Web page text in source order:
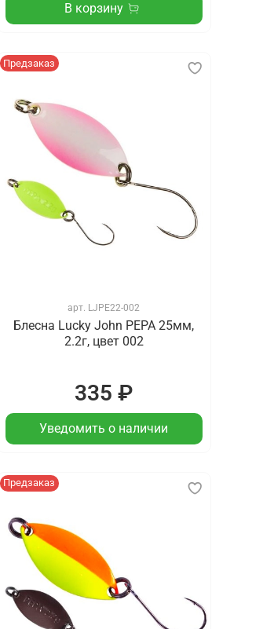
В корзину
Предзаказ
арт. LJPE22-002
Блесна Lucky John PEPA 25мм,
2.2г, цвет 002
335 ₽
Уведомить о наличии
Предзаказ